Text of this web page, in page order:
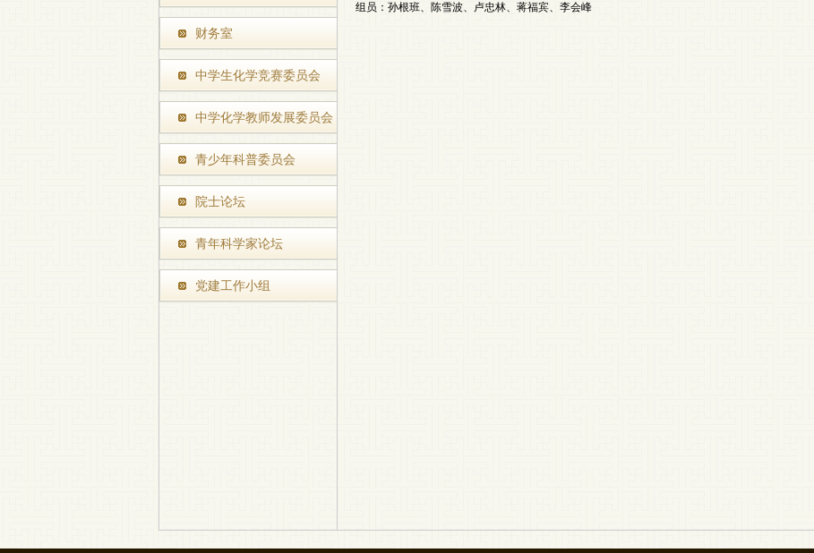
财务室
中学生化学竞赛委员会
中学化学教师发展委员会
青少年科普委员会
院士论坛
青年科学家论坛
党建工作小组
组员： 孙根班、陈雪波、卢忠林、蒋福宾、李会峰